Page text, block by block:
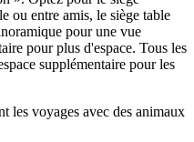
ou entre amis, le siège table
pour une vue
pour plus d'espace. Tous les
supplémentaire pour les
les voyages avec des animaux